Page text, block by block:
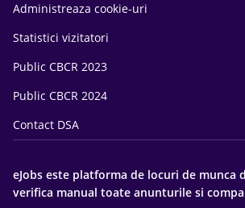
Administreaza cookie-uri
Statistici vizitatori
Public CBCR 2023
Public CBCR 2024
Contact DSA
eJobs este platforma de locuri de munca
verifica manual toate anunturile si